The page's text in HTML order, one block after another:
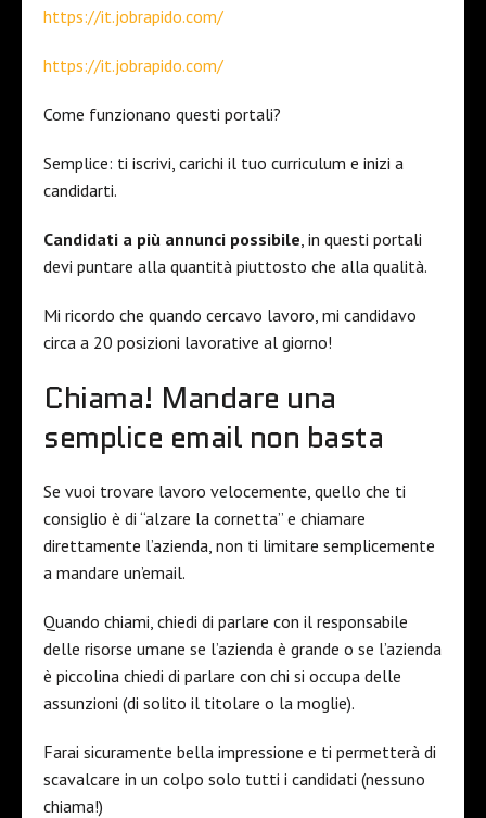
https://it.jobrapido.com/
https://it.jobrapido.com/
Come funzionano questi portali?
Semplice: ti iscrivi, carichi il tuo curriculum e inizi a
candidarti.
Candidati a più annunci possibile, in questi portali
devi puntare alla quantità piuttosto che alla qualità.
Mi ricordo che quando cercavo lavoro, mi candidavo
circa a 20 posizioni lavorative al giorno!
Chiama! Mandare una
semplice email non basta
Se vuoi trovare lavoro velocemente, quello che ti
consiglio è di “alzare la cornetta” e chiamare
direttamente l’azienda, non ti limitare semplicemente
a mandare un’email.
Quando chiami, chiedi di parlare con il responsabile
delle risorse umane se l’azienda è grande o se l’azienda
è piccolina chiedi di parlare con chi si occupa delle
assunzioni (di solito il titolare o la moglie).
Farai sicuramente bella impressione e ti permetterà di
scavalcare in un colpo solo tutti i candidati (nessuno
chiama!)